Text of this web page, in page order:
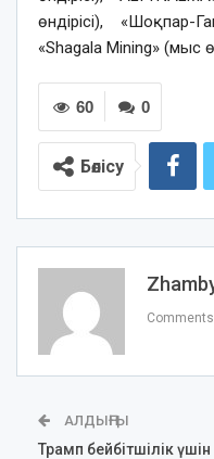
өндірісі), «Шоқпар-
«Shagala Mining» (мыс
0
60
Бөлісу
Comments
АЛДЫҢҒЫ
Трамп бейбітшілік үшін